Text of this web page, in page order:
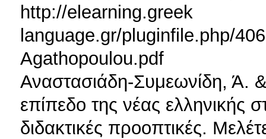
http://elearning.greek
language.gr/pluginfile.php/
Agathopoulou.pdf
Αναστασιάδη-Συμεωνίδη, Ά.
επίπεδο της νέας ελληνικής
διδακτικές προοπτικές.